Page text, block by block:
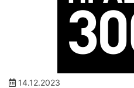
14.12.2023